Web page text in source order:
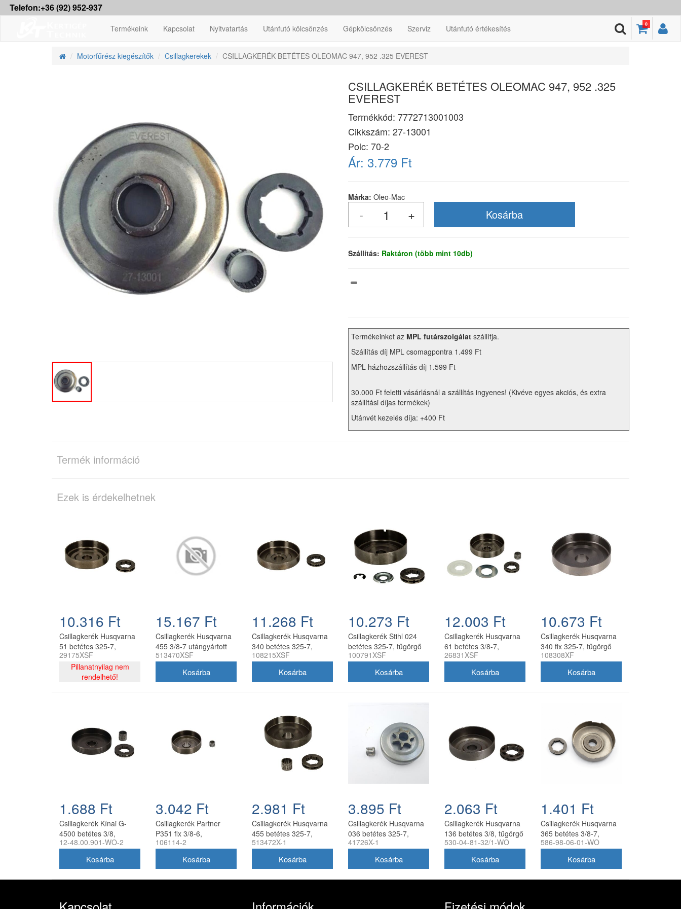
Telefon:+36 (92) 952-937
0
Termékeink Kapcsolat Nyitvatartás Utánfutó kölcsönzés Gépkölcsönzés Szerviz Utánfutó értékesítés
Motorfűrész kiegészítők Csillagkerekek CSILLAGKERÉK BETÉTES OLEOMAC 947, 952 .325 EVEREST
CSILLAGKERÉK BETÉTES OLEOMAC 947, 952 .325
EVEREST
Termékkód: 7772713001003
Cikkszám: 27-13001
Polc: 70-2
Ár: 3.779 Ft
Márka: Oleo-Mac
Szállítás: Raktáron (több mint 10db)
Termékeinket az MPL futárszolgálat szállítja.
Szállítás díj MPL csomagpontra 1.499 Ft
MPL házhozszállítás díj 1.599 Ft
30.000 Ft feletti vásárlásnál a szállítás ingyenes! (Kivéve egyes akciós, és extra
szállítási díjas termékek)
Utánvét kezelés díja: +400 Ft
Termék információ
Ezek is érdekelhetnek
10.316 Ft
Csillagkerék Husqvarna
51 betétes 325-7,
tűgörgő nélkül oregon
utángyártott
29175XSF
Pillanatnyilag nem
rendelhető!
15.167 Ft
Csillagkerék Husqvarna
455 3/8-7 utángyártott
513470XSF
11.268 Ft
Csillagkerék Husqvarna
340 betétes 325-7,
tűgörgő nélkül oregon
108215XSF
10.273 Ft
Csillagkerék Stihl 024
betétes 325-7, tűgörgő
nélkül oregon
100791XSF
12.003 Ft
Csillagkerék Husqvarna
61 betétes 3/8-7,
tűgörgővel oregon
26831XSF
10.673 Ft
Csillagkerék Husqvarna
340 fix 325-7, tűgörgő
nélkül oregon
108308XF
1.688 Ft
Csillagkerék Kínai G-
4500 betétes 3/8,
tűgörgővel utángyártott
12-48.00.901-WO-2
3.042 Ft
Csillagkerék Partner
P351 fix 3/8-6,
tűgörgővel utángyártott
106114-2
2.981 Ft
Csillagkerék Husqvarna
455 betétes 325-7,
tűgörgővel utángyártott
513472X-1
3.895 Ft
Csillagkerék Husqvarna
036 betétes 325-7,
tűgörgővel utángyártott
41726X-1
2.063 Ft
Csillagkerék Husqvarna
136 betétes 3/8, tűgörgő
nélkül utángyártott
530-04-81-32/1-WO
1.401 Ft
Csillagkerék Husqvarna
365 betétes 3/8-7,
tűgörgő nélkül
586-98-06-01-WO